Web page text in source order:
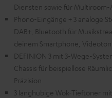
Diensten sowie für Multiroom-
Phono-Eingänge + 3 analoge
DAB+, Bluetooth für
deinem Smartphone,
DEFINION 3 mit 3-Wege-
Chassis für beispiellose
Präzision
3 langhubige Wok-Tieftöner